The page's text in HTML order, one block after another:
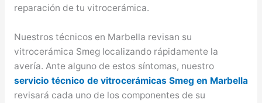
reparación de tu vitrocerámica.
Nuestros técnicos en Marbella revisan su
vitrocerámica Smeg localizando rápidamente la
avería. Ante alguno de estos síntomas, nuestro
servicio técnico de vitrocerámicas Smeg en Marbella
revisará cada uno de los componentes de su